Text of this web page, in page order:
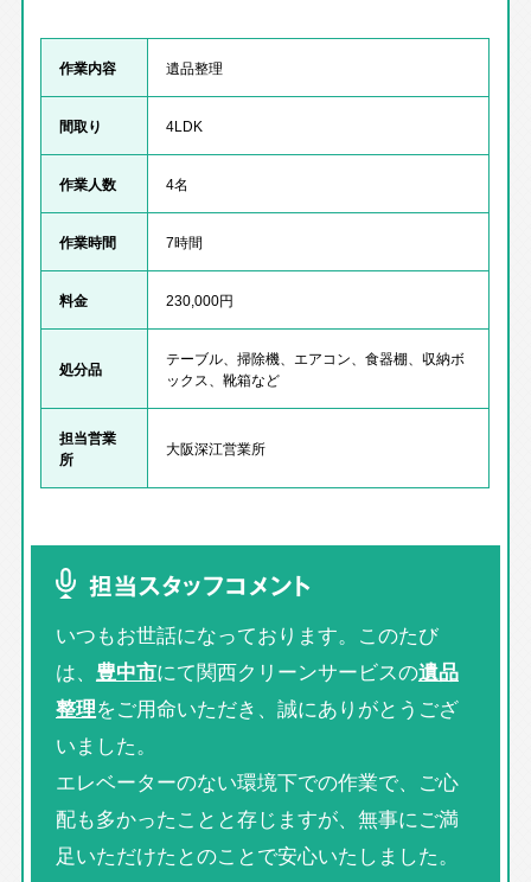
作業内容 遺品整理
間取り 4LDK
作業人数 4名
作業時間 7時間
料金 230,000円
処分品
テーブル、掃除機、エアコン、食器棚、収納ボ
ックス、靴箱など
担当営業
所
大阪深江営業所
担当スタッフコメント
いつもお世話になっております。このたび
は、 豊中市にて関西クリーンサービスの遺品
整理をご用命いただき、誠にありがとうござ
いました。
エレベーターのない環境下での作業で、ご心
配も多かったことと存じますが、無事にご満
足いただけたとのことで安心いたしました。